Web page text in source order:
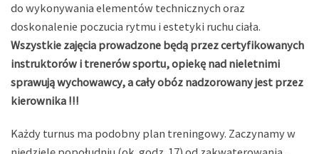
do wykonywania elementów technicznych oraz
doskonalenie poczucia rytmu i estetyki ruchu ciała.
Wszystkie zajęcia prowadzone będą przez certyfikowanych
instruktorów i trenerów sportu, opiekę nad nieletnimi
sprawują wychowawcy, a cały obóz nadzorowany jest przez
kierownika !!!
Każdy turnus ma podobny plan treningowy. Zaczynamy w